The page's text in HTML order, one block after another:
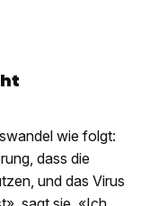
wie folgt:
dass die
und das Virus